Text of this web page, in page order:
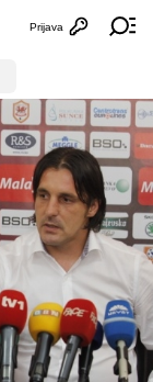
Otvori
Prijava